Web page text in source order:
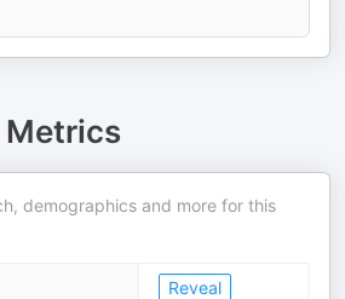
Metrics
demographics and more for this
Reveal